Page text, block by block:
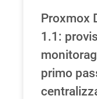
Proxmox
1.1:
primo